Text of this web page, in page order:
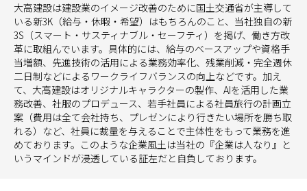
大高建設は建設業のイメージ改善のために国土交通省が主導して
いる新3K（給与・休暇・希望）はもちろんのこと、当社独自の新
3S（スマート・サスティナブル・セーフティ）を掲げ、働き方改
革に取組んでいます。具体的には、給与のベースアップや資格手
当増額、先進技術の活用による業務効率化、残業削減・完全週休
二日制などによるワークライフバランスの向上などです。加え
て、大高建設はオリジナルキャラクターの製作、AIを活用した業
務改善、社服のプロデュース、若手社員による社員旅行の計画立
案（費用は全て会社持ち、プレゼンにより行きたい場所を勝ち取
れる）など、社員に裁量を与えることで主体性をもって業務を進
めております。このような企業風土は当社の『企業は人なり』と
いうマインドが浸透している証左だと自負しております。